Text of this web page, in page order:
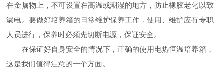
在金属物上，不可设置在高温或潮湿的地方，防止橡胶老化以致
漏电。要做好培养箱的日常维护保养工作，使用、维护应有专职
人员进行，保养时必须先切断电源，保证安全。
在保证好自身安全的情况下，正确的使用电热恒温培养箱，
这是我们值得注意的一个方面。